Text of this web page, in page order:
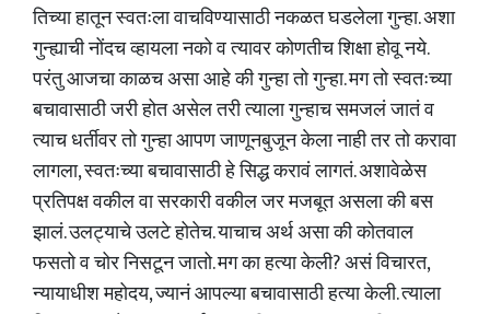
तिच्या हातून स्वतःला वाचविण्यासाठी नकळत घडलेला गुन्हा. अशा
गुन्ह्याची नोंदच व्हायला नको व त्यावर कोणतीच शिक्षा होवू नये.
परंतु आजचा काळच असा आहे की गुन्हा तो गुन्हा. मग तो स्वतःच्या
बचावासाठी जरी होत असेल तरी त्याला गुन्हाच समजलं जातं व
त्याच धर्तीवर तो गुन्हा आपण जाणूनबुजून केला नाही तर तो करावा
लागला, स्वतःच्या बचावासाठी हे सिद्ध करावं लागतं. अशावेळेस
प्रतिपक्ष वकील वा सरकारी वकील जर मजबूत असला की बस
झालं. उलट्याचे उलटे होतेच. याचाच अर्थ असा की कोतवाल
फसतो व चोर निसटून जातो. मग का हत्या केली? असं विचारत,
न्यायाधीश महोदय, ज्यानं आपल्या बचावासाठी हत्या केली. त्याला